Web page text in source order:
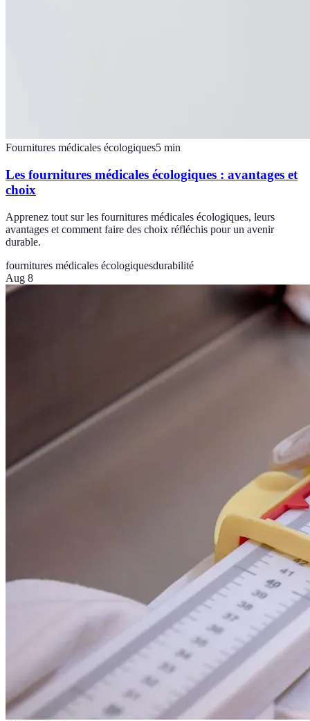
Fournitures médicales écologiques5 min
Les fournitures médicales écologiques : avantages et
choix
Apprenez tout sur les fournitures médicales écologiques, leurs
avantages et comment faire des choix réfléchis pour un avenir
durable.
fournitures médicales écologiquesdurabilité
Aug 8